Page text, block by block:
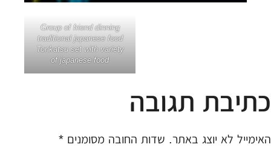
Group of friend dinning
traditional japanese food
Tonkatsu set with variety
of japanese food
כתיבת תגובה
האימייל לא יוצג באתר. שדות החובה מסומנים *